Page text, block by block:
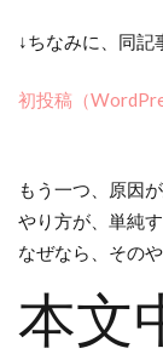
↓ちなみに、同記
初投稿（
もう一つ、原因
やり方が、単純
なぜなら、そのや
本文